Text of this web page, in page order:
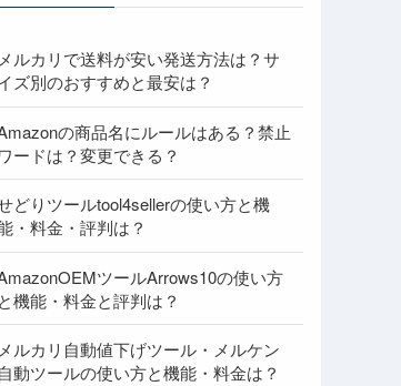
メルカリで送料が安い発送方法は？サ
ズ別のおすすめと最安は？
の商品名にルールはある？禁止
ワードは？変更できる？
どりツールtool4sellerの使い方と機
・料金・評判は？
ツールArrows10の使い方
と機能・料金と評判は？
メルカリ自動値下げツール・メルケン
自動ツールの使い方と機能・料金は？